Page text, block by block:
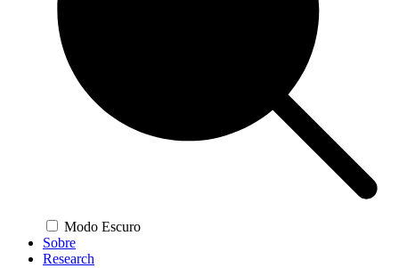
Modo Escuro
Sobre
Research